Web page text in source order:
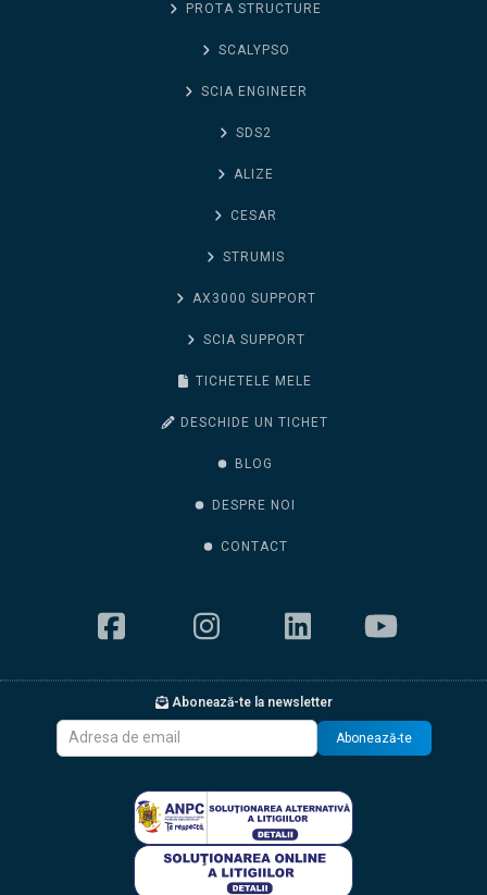
PROTA STRUCTURE
SCALYPSO
SCIA ENGINEER
SDS2
ALIZE
CESAR
STRUMIS
AX3000 SUPPORT
SCIA SUPPORT
TICHETELE MELE
DESCHIDE UN TICHET
BLOG
DESPRE NOI
CONTACT
Abonează-te la newsletter
Abonează-te